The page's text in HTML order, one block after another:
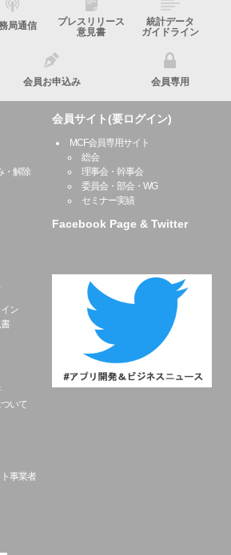
局通信
プレスリリース
意見書
統計データ
ガイドライン
会員お申込み 会員専用
・解除
ン
いて
事業者
会員サイト(要ログイン)
MCF会員専用サイト
総会
理事会・幹事会
委員会・部会・WG
セミナー実績
Facebook Page & Twitter